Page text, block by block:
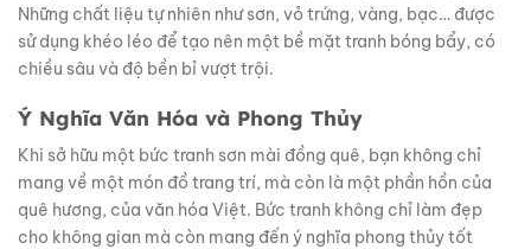
Những chất liệu tự nhiên như sơn, vỏ trứng, vàng, bạc… được
sử dụng khéo léo để tạo nên một bề mặt tranh bóng bẩy, có
chiều sâu và độ bền bỉ vượt trội.
Ý Nghĩa Văn Hóa và Phong Thủy
Khi sở hữu một bức tranh sơn mài đồng quê, bạn không chỉ
mang về một món đồ trang trí, mà còn là một phần hồn của
quê hương, của văn hóa Việt. Bức tranh không chỉ làm đẹp
cho không gian mà còn mang đến ý nghĩa phong thủy tốt